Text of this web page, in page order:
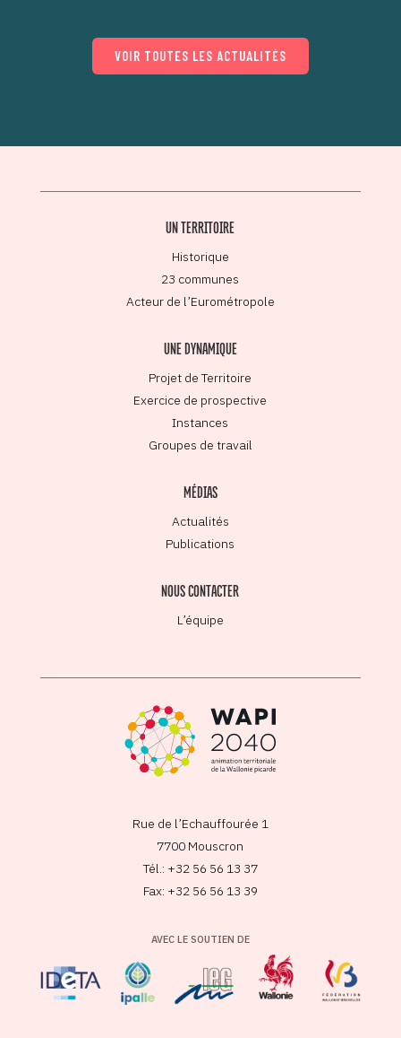
VOIR TOUTES LES ACTUALITÉS
UN TERRITOIRE
Historique
23 communes
Acteur de l’Eurométropole
UNE DYNAMIQUE
Projet de Territoire
Exercice de prospective
Instances
Groupes de travail
MÉDIAS
Actualités
Publications
NOUS CONTACTER
L’équipe
Rue de l’Echauffourée 1
7700 Mouscron
Tél.: +32 56 56 13 37
Fax: +32 56 56 13 39
AVEC LE SOUTIEN DE